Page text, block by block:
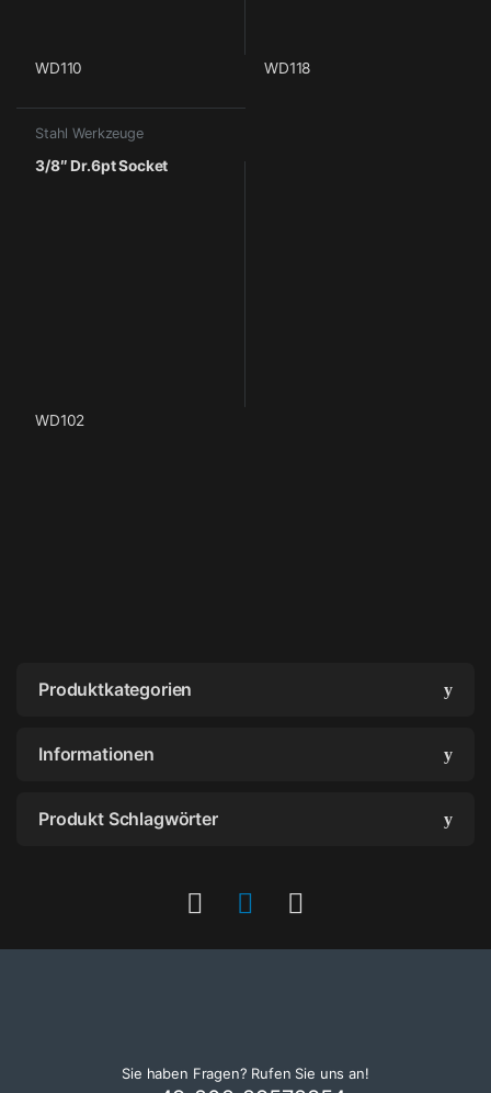
WD110 WD118
Stahl Werkzeuge
3/8″ Dr.6pt Socket
WD102
Produktkategorien
Informationen
Produkt Schlagwörter
Sie haben Fragen? Rufen Sie uns an!